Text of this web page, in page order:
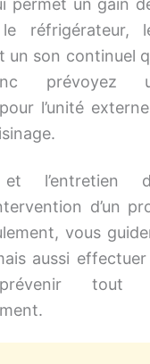
permet un gain
réfrigérateur,
un son continuel
prévoyez
l’unité
et l’entretien
d’un
vous
aussi
tout